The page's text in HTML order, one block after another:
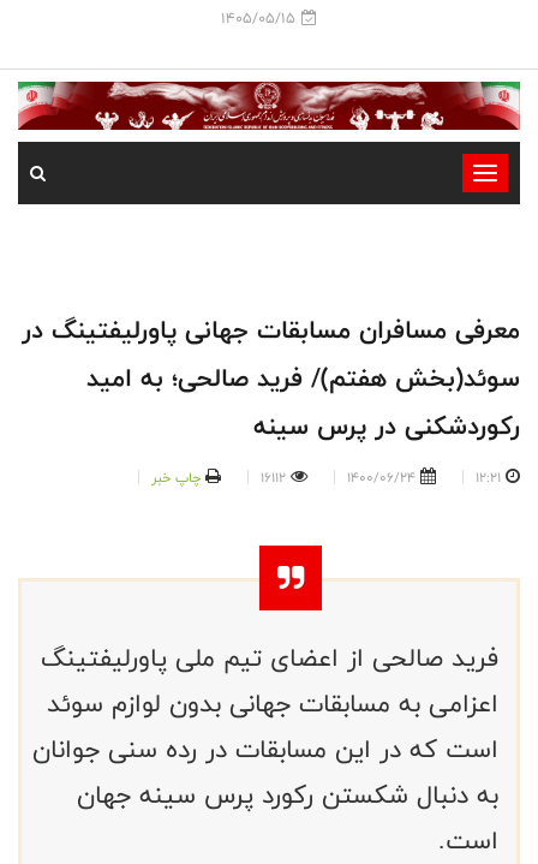
1405/05/15
-
-
-
معرفی مسافران مسابقات جهانی پاورلیفتینگ در
سوئد(بخش هفتم)/ فرید صالحی؛ به امید
رکوردشکنی در پرس سینه
12:21
1400/06/24
16112 چاپ خبر
فرید صالحی از اعضای تیم ملی پاورلیفتینگ
اعزامی به مسابقات جهانی بدون لوازم سوئد
است که در این مسابقات در رده سنی جوانان
به دنبال شکستن رکورد پرس سینه جهان
است.